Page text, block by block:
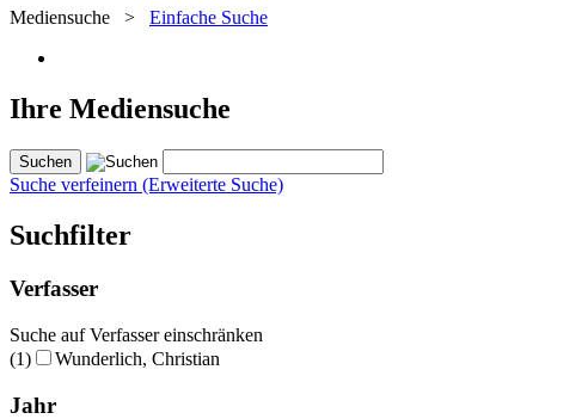
Mediensuche > Einfache Suche
Ihre Mediensuche
Suche verfeinern (Erweiterte Suche)
Suchfilter
Verfasser
Suche auf Verfasser einschränken
(1)
Wunderlich, Christian
Jahr